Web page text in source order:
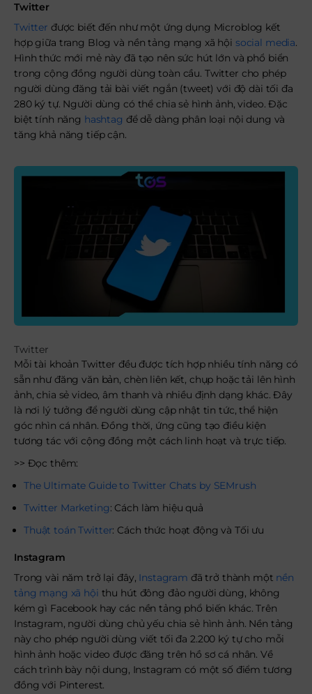
Twitter
Twitter được biết đến như một ứng dụng Microblog kết
hợp giữa trang Blog và nền tảng mạng xã hội social media.
Hình thức mới mẻ này đã tạo nên sức hút lớn và phổ biển
trong cộng đồng người dùng toàn cầu. Twitter cho phép
người dùng đăng tải bài viết ngắn (tweet) với độ dài tối đa
280 ký tự. Người dùng có thể chia sẻ hình ảnh, video. Đặc
biệt tính năng hashtag để dễ dàng phân loại nội dung và
tăng khả năng tiếp cận.
Twitter
Mỗi tài khoản Twitter đều được tích hợp nhiều tính năng có
sẵn như đăng văn bản, chèn liên kết, chụp hoặc tải lên hình
ảnh, chia sẻ video, âm thanh và nhiều định dạng khác. Đây
là nơi lý tưởng để người dùng cập nhật tin tức, thể hiện
góc nhìn cá nhân. Đồng thời, ứng cũng tạo điều kiện
tương tác với cộng đồng một cách linh hoạt và trực tiếp.
>> Đọc thêm:
The Ultimate Guide to Twitter Chats by SEMrush
Twitter Marketing: Cách làm hiệu quả
Thuật toán Twitter: Cách thức hoạt động và Tối ưu
Instagram
Trong vài năm trở lại đây, Instagram đã trở thành một nền
tảng mạng xã hội thu hút đông đảo người dùng, không
kém gì Facebook hay các nền tảng phổ biến khác. Trên
Instagram, người dùng chủ yếu chia sẻ hình ảnh. Nền tảng
này cho phép người dùng viết tối đa 2.200 ký tự cho mỗi
hình ảnh hoặc video được đăng trên hồ sơ cá nhân. Về
cách trình bày nội dung, Instagram có một số điểm tương
đồng với Pinterest.